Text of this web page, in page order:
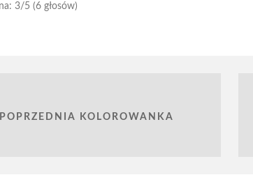
3/5 (6 głosów)
KOLOROWANKA